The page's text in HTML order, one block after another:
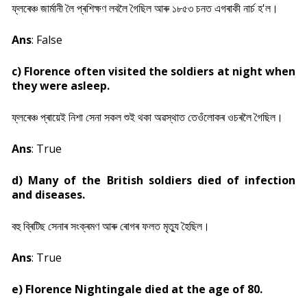
ফ্লৰেঞ্চ জাৰ্মানী লৈ প্ৰশিক্ষণ লবলৈ গৈছিল আৰু ১৮৫৩ চনত এগৰাকী নাৰ্চ হ'ল।
Ans: False
c) Florence often visited the soldiers at night when
they were asleep.
ফ্লৰেঞ্চ প্ৰায়েই নিশা সেনা সকল শুই থকা অৱস্থাত তেওঁলোকৰ ওচৰলৈ গৈছিল।
Ans: True
d) Many of the British soldiers died of infection
and diseases.
বহু ব্ৰিটিছ সেনাৰ সংক্ৰমণ আৰু ৰোগৰ ফলত মৃত্যু হৈছিল।
Ans: True
e) Florence Nightingale died at the age of 80.